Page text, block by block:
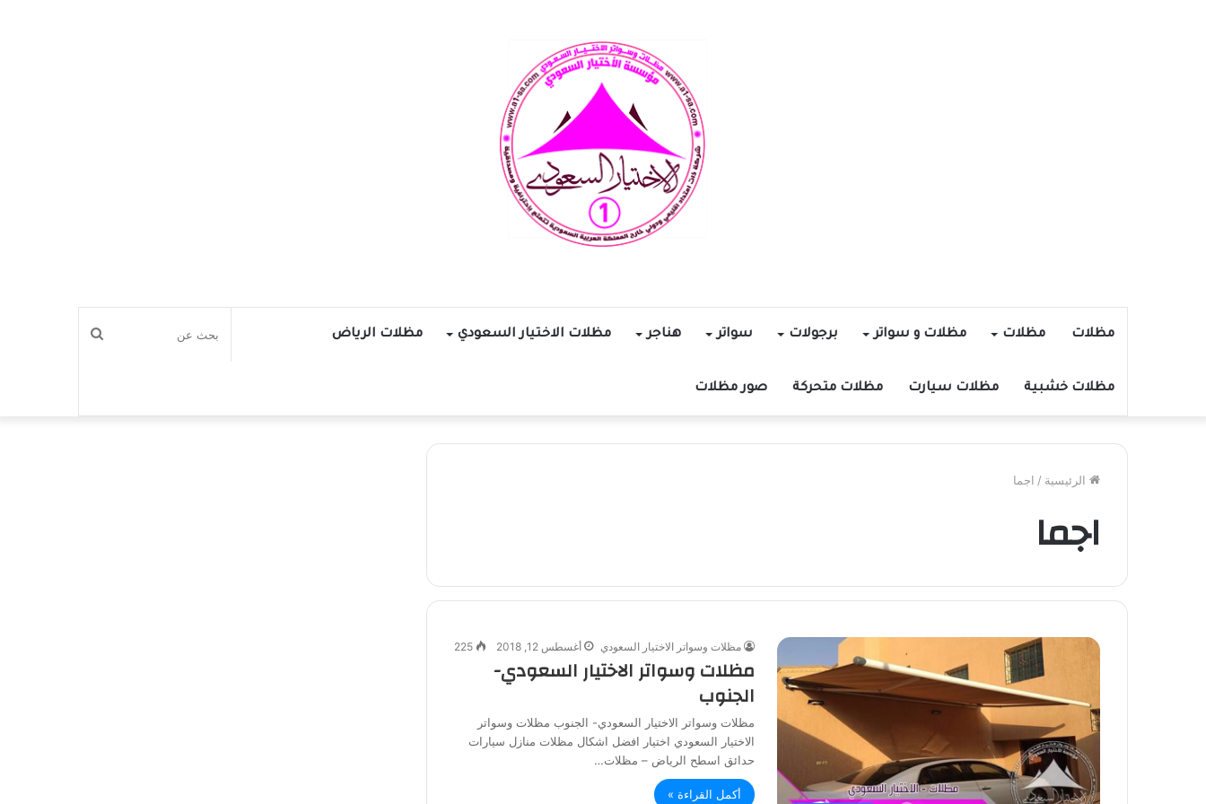
مظلات مظلات مظلات و سواتر برجولات سواتر هناجر مظلات الاختيار السعودي مظلات الرياض
مظلات خشبية مظلات سيارت مظلات متحركة صور مظلات
بحث
الرئيسية / اجما
اجما
مظلات وسواتر الاختيار السعودي أغسطس 12, 2018 225
مظلات وسواتر الاختيار السعودي-
الجنوب
مظلات وسواتر الاختيار السعودي- الجنوب مظلات وسواتر
الاختيار السعودي اختيار افضل اشكال مظلات منازل سيارات
حدائق اسطح الرياض – مظلات…
أكمل القراءة »